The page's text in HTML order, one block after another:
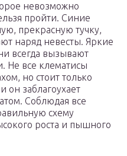
невозможно
пройти. Синие
прекрасную тучку,
наряд невесты. Яркие
всегда вызывают
Не все клематисы
но стоит только
он заблагоухает
Соблюдая все
схему
роста и пышного